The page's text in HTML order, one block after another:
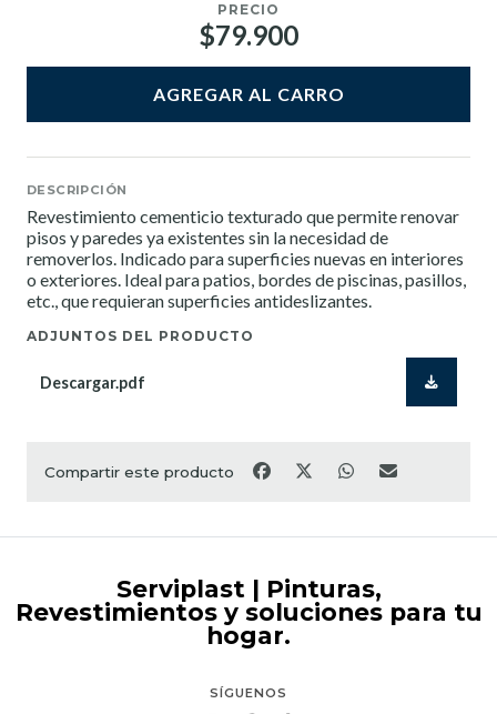
PRECIO
$79.900
AGREGAR AL CARRO
DESCRIPCIÓN
Revestimiento cementicio texturado que permite renovar
pisos y paredes ya existentes sin la necesidad de
removerlos. Indicado para superficies nuevas en interiores
o exteriores. Ideal para patios, bordes de piscinas, pasillos,
etc., que requieran superficies antideslizantes.
ADJUNTOS DEL PRODUCTO
Descargar.pdf
Compartir este producto
Serviplast | Pinturas,
Revestimientos y soluciones para tu
hogar.
SÍGUENOS